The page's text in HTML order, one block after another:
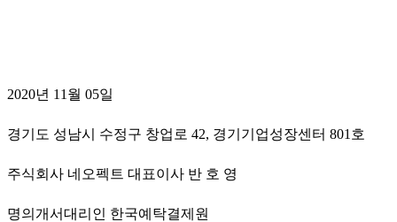
2020년 11월 05일
경기도 성남시 수정구 창업로 42, 경기기업성장센터 801호
주식회사 네오펙트 대표이사 반 호 영
명의개서대리인 한국예탁결제원